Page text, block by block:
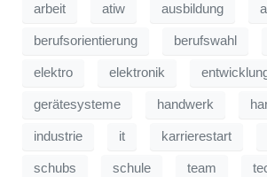
arbeit atiw ausbildung
berufsorientierung berufswahl
elektro elektronik
gerätesysteme handwerk
industrie it karrierestart
schubs schule team